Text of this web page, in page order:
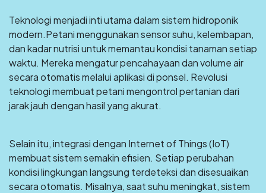
Teknologi menjadi inti utama dalam sistem hidroponik
modern.Petani menggunakan sensor suhu, kelembapan,
dan kadar nutrisi untuk memantau kondisi tanaman setiap
waktu. Mereka mengatur pencahayaan dan volume air
secara otomatis melalui aplikasi di ponsel. Revolusi
teknologi membuat petani mengontrol pertanian dari
jarak jauh dengan hasil yang akurat.
Selain itu, integrasi dengan Internet of Things (IoT)
membuat sistem semakin efisien. Setiap perubahan
kondisi lingkungan langsung terdeteksi dan disesuaikan
secara otomatis. Misalnya, saat suhu meningkat, sistem